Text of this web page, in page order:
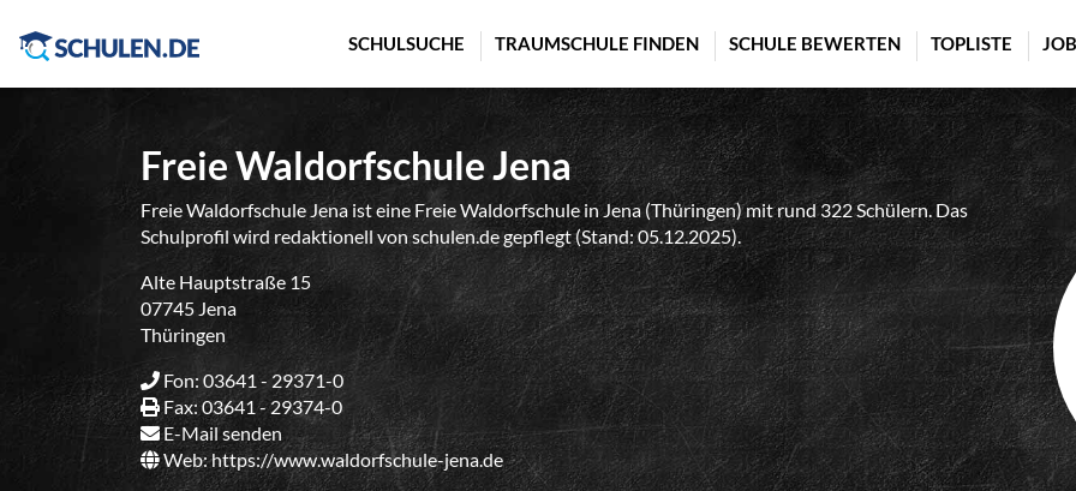
SCHULSUCHE TRAUMSCHULE FINDEN SCHULE BEWERTEN TOPLISTE
Freie Waldorfschule Jena
Freie Waldorfschule Jena ist eine Freie Waldorfschule in Jena (Thüringen) mit rund 322 Schülern. Das
Schulprofil wird redaktionell von schulen.de gepflegt (Stand: 05.12.2025).
Alte Hauptstraße 15
07745 Jena
Thüringen
Fon: 03641 - 29371-0
Fax: 03641 - 29374-0
E-Mail senden
Web:https://www.waldorfschule-jena.de